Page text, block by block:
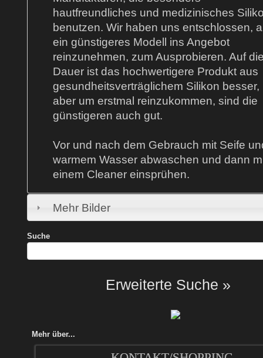
hautfreundliches und medizinisches
benutzen. Wir haben uns entschlossen,
ein günstigeres Modell ins Angebot
reinzunehmen, zum Ausprobieren. Auf
Dauer ist das hochwertigere Produkt aus
gesundheitsverträglichem Silikon besser,
aber um erstmal reinzukommen, sind die
günstigeren auch gut.
Vor und nach dem Gebrauch mit Seife
warmem Wasser abwaschen und dann
einem Cleaner einsprühen.
Mehr Bilder
Suche
Erweiterte Suche »
Mehr über...